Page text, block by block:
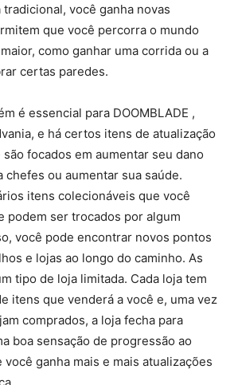
você ganha novas
que você percorra o mundo
como ganhar uma corrida ou a
certas paredes.
é essencial para DOOMBLADE ,
e há certos itens de atualização
focados em aumentar seu dano
chefes ou aumentar sua saúde.
itens colecionáveis ​​que você
podem ser trocados por algum
você pode encontrar novos pontos
e lojas ao longo do caminho. As
tipo de loja limitada. Cada loja tem
itens que venderá a você e, uma vez
comprados, a loja fecha para
boa sensação de progressão ao
você ganha mais e mais atualizações